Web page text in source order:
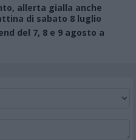
allerta gialla anche
di sabato 8 luglio
del 7, 8 e 9 agosto a